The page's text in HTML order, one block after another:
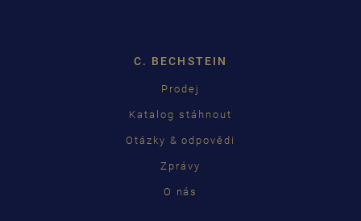
C. BECHSTEIN
Prodej
Katalog stáhnout
Otázky & odpovědi
Zprávy
O nás